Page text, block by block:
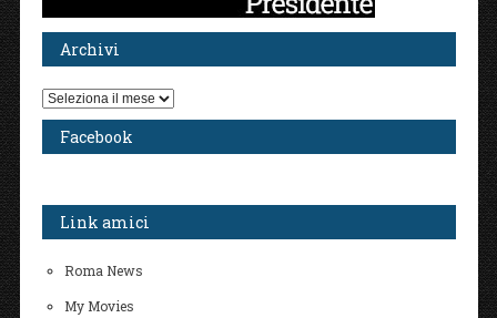
Archivi
Archivi
Facebook
Link amici
Roma News
My Movies